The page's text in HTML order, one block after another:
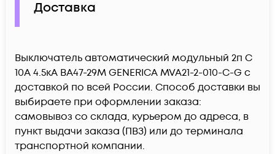
Доставка
Выключатель автоматический модульный 2п C
10А 4.5кА ВА47-29М GENERICA MVA21-2-010-C-G c
доставкой по всей России. Способ доставки вы
выбираете при оформлении заказа:
самовывоз со склада, курьером до адреса, в
пункт выдачи заказа (ПВЗ) или до терминала
транспортной компании.